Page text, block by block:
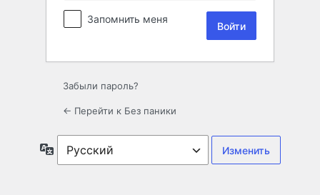
Запомнить меня
Забыли пароль?
← Перейти к Без паники
Язык